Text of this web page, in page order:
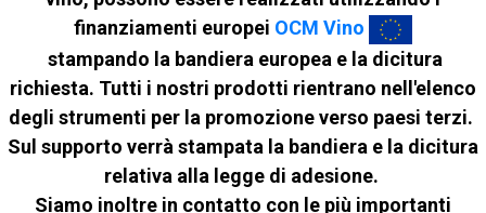
finanziamenti europei OCM Vino
stampando la bandiera europea e la dicitura
richiesta. Tutti i nostri prodotti rientrano nell'elenco
degli strumenti per la promozione verso paesi terzi.
Sul supporto verrà stampata la bandiera e la dicitura
relativa alla legge di adesione.
Siamo inoltre in contatto con le più importanti